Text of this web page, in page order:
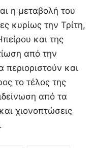
η μεταβολή του
κυρίως την Τρίτη,
και της
από την
και
το τέλος της
από τα
χιονοπτώσεις